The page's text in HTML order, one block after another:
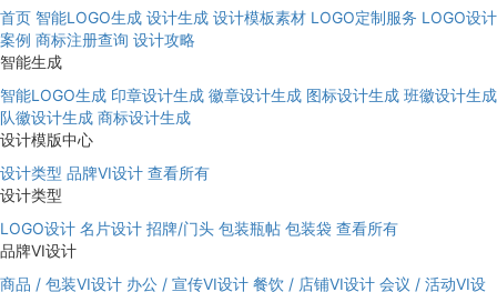
首页 智能LOGO生成 设计生成 设计模板素材 LOGO定制服务 LOGO设计
案例 商标注册查询 设计攻略
智能生成
智能LOGO生成 印章设计生成 徽章设计生成 图标设计生成 班徽设计生成
队徽设计生成 商标设计生成
设计模版中心
设计类型 品牌VI设计 查看所有
设计类型
LOGO设计 名片设计 招牌/门头 包装瓶帖 包装袋 查看所有
品牌VI设计
商品 / 包装VI设计 办公 / 宣传VI设计 餐饮 / 店铺VI设计 会议 / 活动VI设